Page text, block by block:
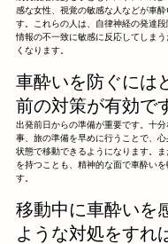
感な女性、視覚の敏感な人などが車
す。これらの人は、自律神経の発達段
情報の不一致に敏感に反応してしま
くなります。
車酔いを防ぐには
前の対策が有効で
出発前日からの準備が重要です。十
事、旅の準備を早めに行うことで、
状態で移動できるようになります。
を持つことも、精神的な面で車酔い
す。
移動中に車酔いを
ような対処をすれ